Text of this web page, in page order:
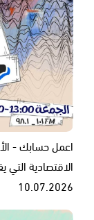
اعمل حسابك -
الاقتصادية
10.07.2026